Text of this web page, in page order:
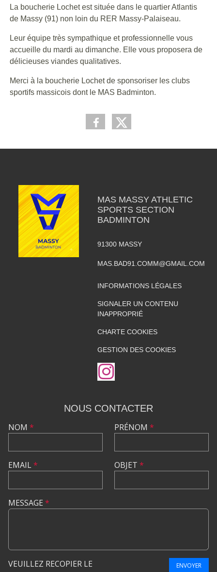
La boucherie Lochet est située dans le quartier Atlantis
de Massy (91) non loin du RER Massy-Palaiseau.
Leur équipe très sympathique et professionnelle vous
accueille du mardi au dimanche. Elle vous proposera de
délicieuses viandes qualitatives.
Merci à la boucherie Lochet de sponsoriser les clubs
sportifs massicois dont le MAS Badminton.
MAS MASSY ATHLETIC
SPORTS SECTION
BADMINTON
91300 MASSY
MAS.BAD91.COMM@GMAIL.COM
INFORMATIONS LÉGALES
SIGNALER UN CONTENU
INAPPROPRIÉ
CHARTE COOKIES
GESTION DES COOKIES
NOUS CONTACTER
NOM *
EMAIL*
PRÉNOM *
OBJET *
MESSAGE *
VEUILLEZ RECOPIER LE
ENVOYER